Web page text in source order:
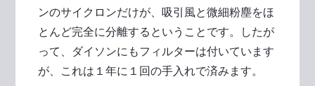
ンのサイクロンだけが、吸引風と微細粉塵をほ
とんど完全に分離するということです。したが
って、ダイソンにもフィルターは付いています
が、これは１年に１回の手入れで済みます。